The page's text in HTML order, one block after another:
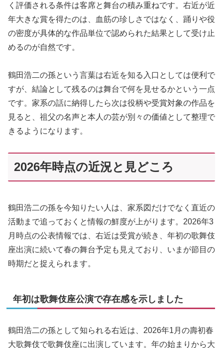
く評価される条件は客席と舞台の積み重ねです。右近が近
年大きな賞を得たのは、血筋の珍しさではなく、踊りや役
の密度が具体的な作品単位で認められた結果として受け止
めるのが自然です。
鶴田浩二の孫という言葉は右近を知る入口としては便利で
すが、結論として残るのは舞台で何を見せるかという一点
です。家系の話に納得したら次は役柄や受賞対象の作品を
見ると、祖父の名声と本人の芸が別々の価値として整理で
きるようになります。
2026年時点の近況と見どころ
鶴田浩二の孫を今知りたい人は、家系図だけでなく直近の
活動まで追っておくと情報の鮮度が上がります。2026年3
月時点の公表情報では、右近は受賞が続き、年初の歌舞伎
座出演に続いて春の舞台予定も見えており、いまが節目の
時期だと捉えられます。
年初は歌舞伎座公演で存在感を示しました
鶴田浩二の孫として知られる右近は、2026年1月の壽初春
大歌舞伎で歌舞伎座に出演しています。年の始まりから大